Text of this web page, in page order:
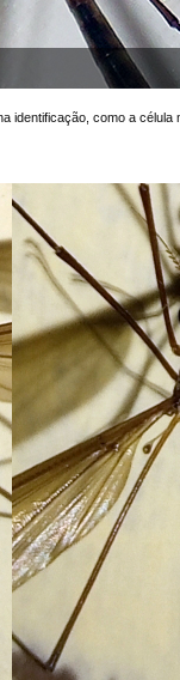
identificação, como a